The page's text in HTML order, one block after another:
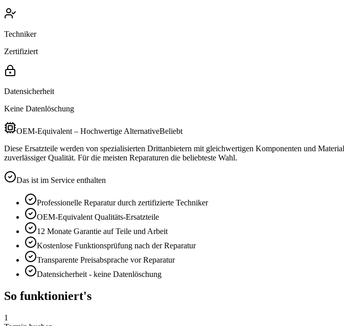
Techniker
Zertifiziert
Datensicherheit
Keine Datenlöschung
OEM-Equivalent – Hochwertige AlternativeBeliebt
Diese Ersatzteile werden von spezialisierten Drittanbietern mit gleichwertigen Komponenten und
zuverlässiger Qualität. Für die meisten Reparaturen die beliebteste Wahl.
Das ist im Service enthalten
Professionelle Reparatur durch zertifizierte Techniker
OEM-Equivalent Qualitäts-Ersatzteile
12 Monate Garantie auf Teile und Arbeit
Kostenlose Funktionsprüfung nach der Reparatur
Transparente Preisabsprache vor Reparatur
Datensicherheit - keine Datenlöschung
So funktioniert's
1